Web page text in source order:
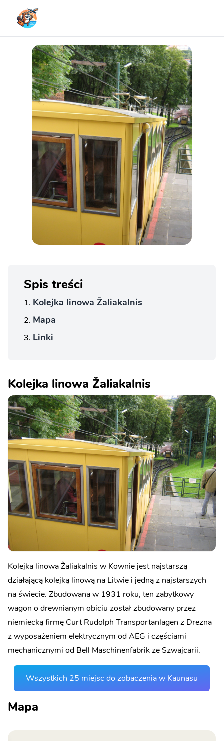
Spis treści
Kolejka linowa Žaliakalnis
Mapa
Linki
Kolejka linowa Žaliakalnis
Kolejka linowa Žaliakalnis w Kownie jest najstarszą
działającą kolejką linową na Litwie i jedną z najstarszych
na świecie. Zbudowana w 1931 roku, ten zabytkowy
wagon o drewnianym obiciu został zbudowany przez
niemiecką firmę Curt Rudolph Transportanlagen z Drezna
z wyposażeniem elektrycznym od AEG i częściami
mechanicznymi od Bell Maschinenfabrik ze Szwajcarii.
Wszystkich 25 miejsc do zobaczenia w Kaunasu
Mapa